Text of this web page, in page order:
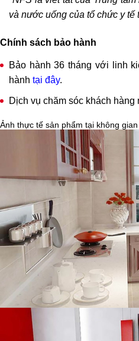
CẢNH BÁO NƯỚC CẤP YẾU
Giúp tăng tuổi thọ và độ bền của
CẢNH BÁO RÒ RỈ NƯỚC
Đảm bảo an toàn tuyệt đối trước
Tiết kiệm chi phí
và nước uống của tổ chức y tế
Chính sách bảo hành
Bảo hành 36 tháng với linh
hành tại đây.
Dịch vụ chăm sóc khách
Ảnh thực tế sản phẩm tại không